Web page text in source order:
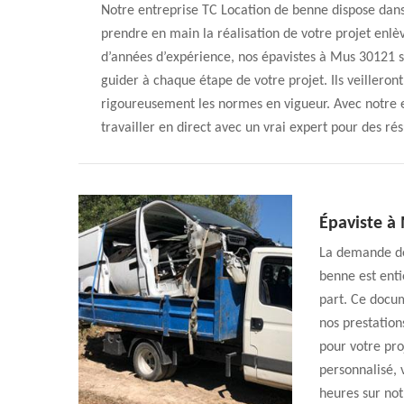
Notre entreprise TC Location de benne dispose
prendre en main la réalisation de votre projet
d’années d’expérience, nos épavistes à Mus
guider à chaque étape de votre projet. Ils
rigoureusement les normes en vigueur. Avec notre
travailler en direct avec un vrai expert pour des
Épaviste à
La demande
benne est
part. Ce
nos
pour votre
personnalisé,
heures sur